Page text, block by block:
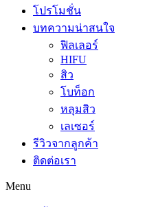
โปรโมชั่น
บทความน่าสนใจ
ฟิลเลอร์
HIFU
สิว
โบท็อก
หลุมสิว
เลเซอร์
รีวิวจากลูกค้า
ติดต่อเรา
Menu